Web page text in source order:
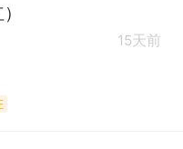
15天前